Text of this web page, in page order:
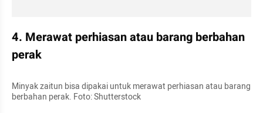
4. Merawat perhiasan atau barang berbahan
perak
Minyak zaitun bisa dipakai untuk merawat perhiasan atau barang
berbahan perak. Foto: Shutterstock